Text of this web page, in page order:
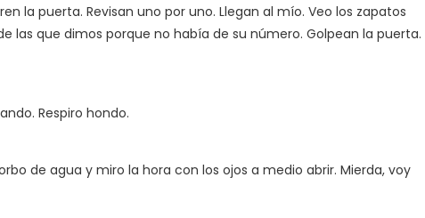
la puerta. Revisan uno por uno. Llegan al mío. Veo los zapatos
las que dimos porque no había de su número. Golpean la puerta.
Respiro hondo.
de agua y miro la hora con los ojos a medio abrir. Mierda, voy